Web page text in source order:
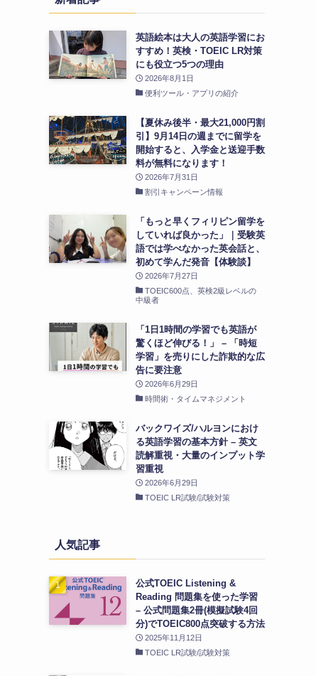
英語絵本は大人の英語学習にお
すすめ！英検・TOEIC LR対策
にも役立つ5つの理由
2026年8月1日
便利ツール・アプリの紹介
【夏休み後半・最大21,000円割
引】9月14日の週までに留学を
開始すると、入学金と送迎手数
料が無料になります！
2026年7月31日
割引キャンペーン情報
「もっと早くフィリピン留学を
していれば良かった」｜受験英
語では学べなかった英会話と、
初めて学んだ発音【体験談】
2026年7月27日
TOEIC600点、英検2級レベルの
中級者
「1日1時間の学習でも英語が
驚くほど伸びる！」 – 「時短
学習」を売りにした詐欺的な広
告に要注意
2026年6月29日
時間術・タイムマネジメント
バックワイズ/ハルヨンにおけ
る英語学習の基本方針 – 英文
読解重視・大量のインプット学
習重視
2026年6月29日
TOEIC LR試験/試験対策
人気記事
公式TOEIC Listening &
Reading 問題集を使った学習
– 公式問題集2冊(模擬試験4回
分)でTOEIC800点突破する方法
2025年11月12日
TOEIC LR試験/試験対策